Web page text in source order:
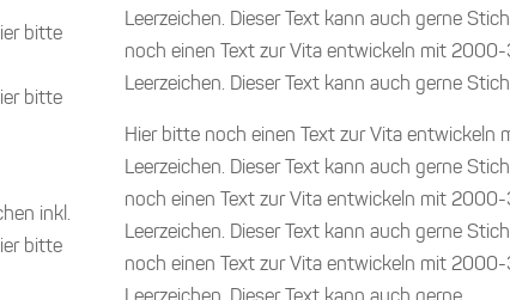
bitte
bitte
inkl.
bitte
Leerzeichen. Dieser Text kann auch gerne
noch einen Text zur Vita entwickeln mit
Leerzeichen. Dieser Text kann auch gerne
Hier bitte noch einen Text zur Vita
Leerzeichen. Dieser Text kann auch gerne
noch einen Text zur Vita entwickeln mit
Leerzeichen. Dieser Text kann auch gerne
noch einen Text zur Vita entwickeln mit